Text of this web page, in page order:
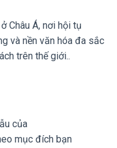
Châu Á, nơi hội tụ
và nền văn hóa đa sắc
trên thế giới..
của
mục đích bạn